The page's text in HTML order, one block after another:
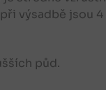
výsadbě jsou 4
půd.